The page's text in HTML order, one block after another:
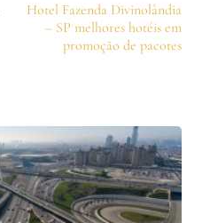
Hotel Fazenda Divinolândia
– SP melhores hotéis em
promoção de pacotes